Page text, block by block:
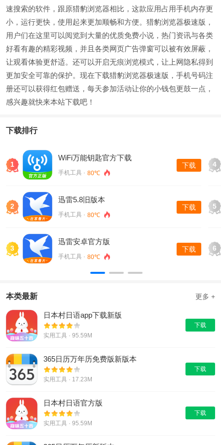
速搜索的软件，跟原猎豹浏览器相比，这款应用占用手机内存更
小，运行更快，使用起来更加顺畅和方便。猎豹浏览器极速版，
用户们在这里可以阅览到大量的优质免费小说，热门资讯与各类
好看有趣的精彩视频，并且各类网页广告弹窗可以被有效屏蔽，
让观看体验更舒适。还可以开启无痕浏览模式，让上网隐私得到
更加安全可靠的保护。现在下载猎豹浏览器极速版，手机号码注
册还可以获得红包赠送，每天参加活动让你的小钱包更鼓一点，
感兴趣就快来本站下载吧！
下载排行
1
WiFi万能钥匙官方下载
手机工具 · 80℃
下载
2
迅雷5.8旧版本
手机工具 · 80℃
下载
3
迅雷安卓官方版
手机工具 · 80℃
下载
4
5
6
本类最新 更多 +
日本村日语app下载新版
实用工具 · 95.59M
下载
365日历万年历免费版新版本
实用工具 · 17.23M
下载
日本村日语官方版
实用工具 · 95.59M
下载